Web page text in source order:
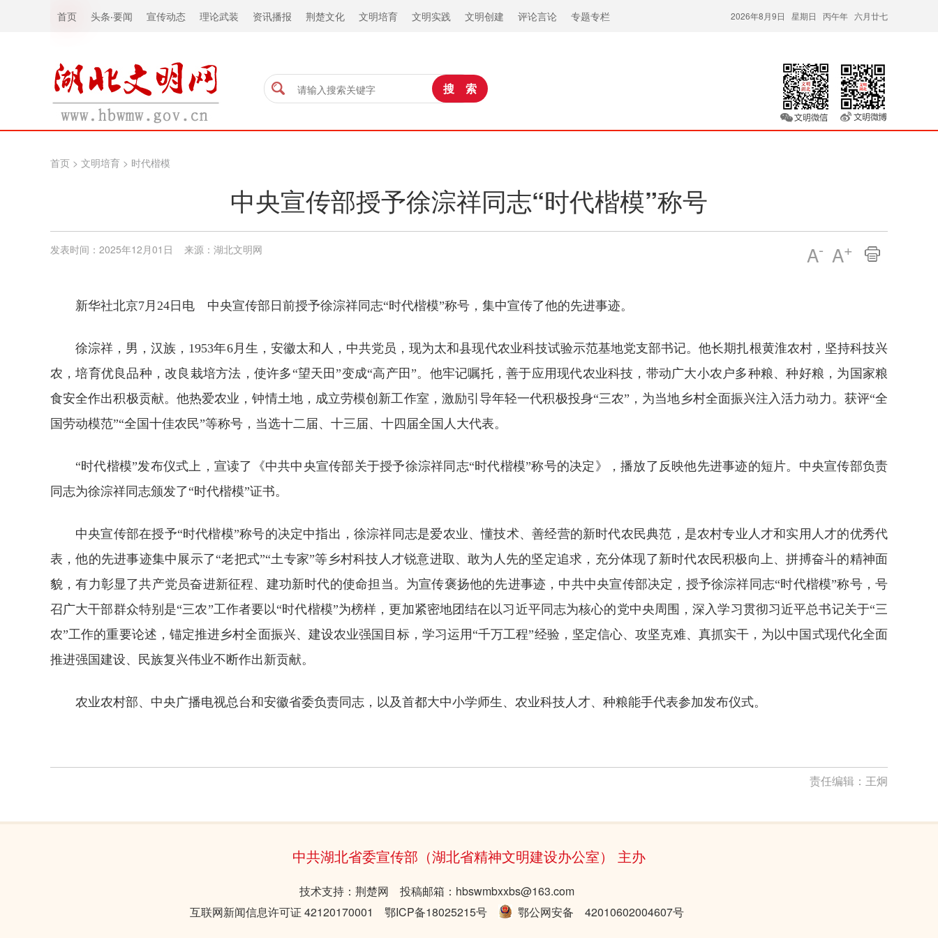
首页 头条·要闻 宣传动态 理论武装 资讯播报 荆楚文化 文明培育 文明实践 文明创建 评论言论 专题专栏 2026年8月9日 星期日 丙午年 六月廿七
首页 > 文明培育 > 时代楷模
中央宣传部授予徐淙祥同志“时代楷模”称号
A- A+
发表时间：2025年12月01日 来源：湖北文明网
新华社北京7月24日电 中央宣传部日前授予徐淙祥同志“时代楷模”称号，集中宣传了他的先进事迹。
徐淙祥，男，汉族，1953年6月生，安徽太和人，中共党员，现为太和县现代农业科技试验示范基地党支部书记。他长期扎根黄淮农村，坚持科技兴
农，培育优良品种，改良栽培方法，使许多“望天田”变成“高产田”。他牢记嘱托，善于应用现代农业科技，带动广大小农户多种粮、种好粮，为国家粮
食安全作出积极贡献。他热爱农业，钟情土地，成立劳模创新工作室，激励引导年轻一代积极投身“三农”，为当地乡村全面振兴注入活力动力。获评“全
国劳动模范”“全国十佳农民”等称号，当选十二届、十三届、十四届全国人大代表。
“时代楷模”发布仪式上，宣读了《中共中央宣传部关于授予徐淙祥同志“时代楷模”称号的决定》，播放了反映他先进事迹的短片。中央宣传部负责
同志为徐淙祥同志颁发了“时代楷模”证书。
中央宣传部在授予“时代楷模”称号的决定中指出，徐淙祥同志是爱农业、懂技术、善经营的新时代农民典范，是农村专业人才和实用人才的优秀代
表，他的先进事迹集中展示了“老把式”“土专家”等乡村科技人才锐意进取、敢为人先的坚定追求，充分体现了新时代农民积极向上、拼搏奋斗的精神面
貌，有力彰显了共产党员奋进新征程、建功新时代的使命担当。为宣传褒扬他的先进事迹，中共中央宣传部决定，授予徐淙祥同志“时代楷模”称号，号
召广大干部群众特别是“三农”工作者要以“时代楷模”为榜样，更加紧密地团结在以习近平同志为核心的党中央周围，深入学习贯彻习近平总书记关于“三
农”工作的重要论述，锚定推进乡村全面振兴、建设农业强国目标，学习运用“千万工程”经验，坚定信心、攻坚克难、真抓实干，为以中国式现代化全面
推进强国建设、民族复兴伟业不断作出新贡献。
农业农村部、中央广播电视总台和安徽省委负责同志，以及首都大中小学师生、农业科技人才、种粮能手代表参加发布仪式。
责任编辑： 王炯
中共湖北省委宣传部（湖北省精神文明建设办公室） 主办
技术支持：荆楚网 投稿邮箱：hbswmbxxbs@163.com
互联网新闻信息许可证 42120170001
鄂ICP备18025215号 鄂公网安备 42010602004607号